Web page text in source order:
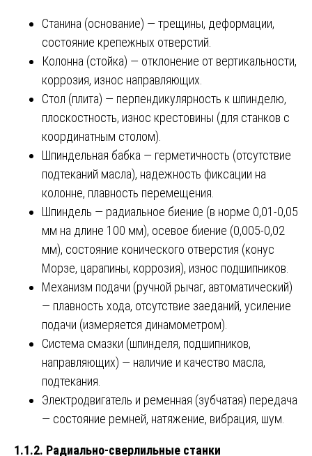
Станина (основание) — трещины, деформации,
состояние крепежных отверстий.
Колонна (стойка) — отклонение от вертикальности,
коррозия, износ направляющих.
Стол (плита) — перпендикулярность к шпинделю,
плоскостность, износ крестовины (для станков с
координатным столом).
Шпиндельная бабка — герметичность (отсутствие
подтеканий масла), надежность фиксации на
колонне, плавность перемещения.
Шпиндель — радиальное биение (в норме 0,01-0,05
мм на длине 100 мм), осевое биение (0,005-0,02
мм), состояние конического отверстия (конус
Морзе, царапины, коррозия), износ подшипников.
Механизм подачи (ручной рычаг, автоматический)
— плавность хода, отсутствие заеданий, усиление
подачи (измеряется динамометром).
Система смазки (шпинделя, подшипников,
направляющих) — наличие и качество масла,
подтекания.
Электродвигатель и ременная (зубчатая) передача
— состояние ремней, натяжение, вибрация, шум.
1.1.2. Радиально-сверлильные станки